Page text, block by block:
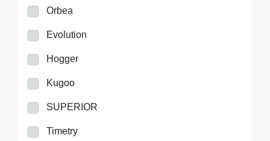
Orbea
Evolution
Hogger
Kugoo
SUPERIOR
Timetry